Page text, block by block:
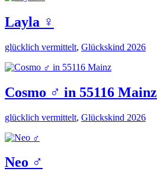
Layla ♀️
glücklich vermittelt, Glückskind 2026
Cosmo ♂️ in 55116 Mainz
glücklich vermittelt, Glückskind 2026
Neo ♂️